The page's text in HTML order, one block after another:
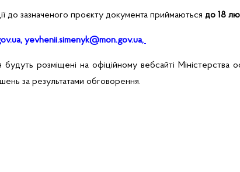
до зазначеного проєкту документа приймаються до 18
, yevhenii.simenyk@mon.gov.ua,
будуть розміщені на офіційному вебсайті Міністерства
за результатами обговорення.